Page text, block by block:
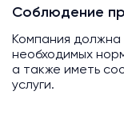
Соблюдение
Компания должна
необходимых
а также иметь
услуги.